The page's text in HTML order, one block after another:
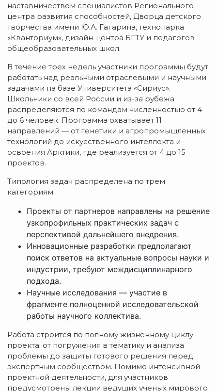
наставничеством специалистов Регионального
центра развития способностей, Дворца детского
творчества имени Ю.А. Гагарина, технопарка
«Кванториум», дизайн-центра БГТУ и педагогов
общеобразовательных школ.
В течение трех недель участники программы будут
работать над реальными отраслевыми и научными
задачами на базе Университета «Сириус».
Школьники со всей России и из-за рубежа
распределяются по командам численностью от 4
до 6 человек. Программа охватывает 11
направлений — от генетики и агропромышленных
технологий до искусственного интеллекта и
освоения Арктики, где реализуется от 4 до 15
проектов.
Типология задач распределена по трем
категориям:
Проекты от партнеров направлены на решение
узкопрофильных практических задач с
перспективой дальнейшего внедрения.
Инновационные разработки предполагают
поиск ответов на актуальные вопросы науки и
индустрии, требуют междисциплинарного
подхода.
Научные исследования — участие в
фрагменте полноценной исследовательской
работы научного коллектива.
Работа строится по полному жизненному циклу
проекта: от погружения в тематику и анализа
проблемы до защиты готового решения перед
экспертным сообществом. Помимо интенсивной
проектной деятельности, для участников
предусмотрены лекции ведущих ученых мирового